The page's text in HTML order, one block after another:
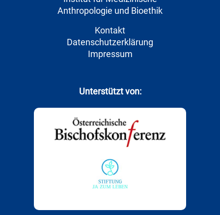
Anthropologie und Bioethik
Kontakt
Datenschutzerklärung
Impressum
Unterstützt von: